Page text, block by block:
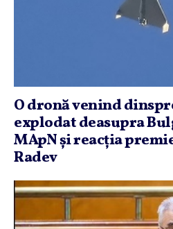
O dronă venind
explodat deasupra
MApN şi reacţia
Radev